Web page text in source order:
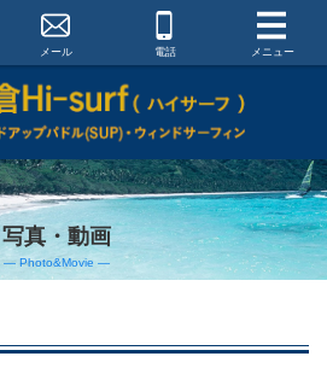
メール 電話 メニュー
写真・動画
― Photo&Movie ―